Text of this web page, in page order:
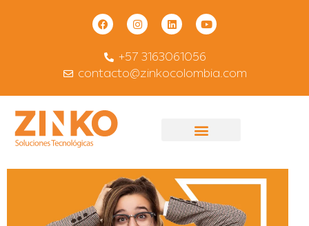
+57 3163061056
contacto@zinkocolombia.com